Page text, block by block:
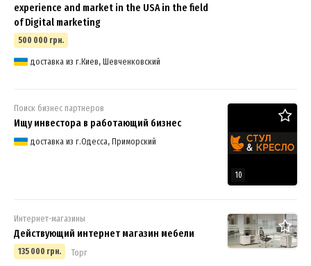
experience and market in the USA in the field
of Digital marketing
500 000 грн.
доставка из г.Киев, Шевченковский
10
Поиск бизнес партнеров
Ищу инвестора в работающий бизнес
доставка из г.Одесса, Приморский
Интернет-магазины
Действующий интернет магазин мебели
135 000 грн.
Торг